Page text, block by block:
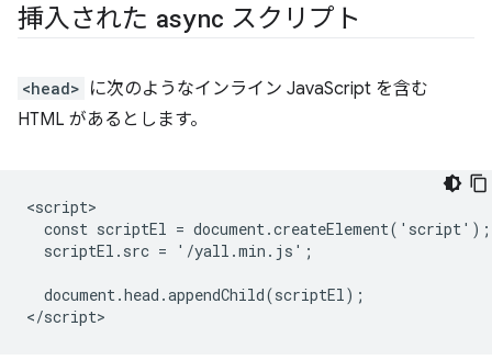
挿入された async スクリプト
<head> に次のようなインライン JavaScript を含む
HTML があるとします。
<script>
  const scriptEl = document.createElement('script');
  scriptEl.src = '/yall.min.js';
  document.head.appendChild(scriptEl);